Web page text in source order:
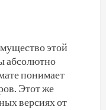
этой
абсолютно
понимает
Этот же
версиях от